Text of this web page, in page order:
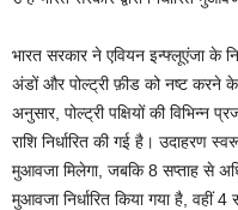
भारत सरकार ने एवियन इन्फ्लूएंजा के
अंडों और पोल्ट्री फ़ीड को नष्ट करने
अनुसार, पोल्ट्री पक्षियों की
राशि निर्धारित की गई है।
मुआवजा मिलेगा, जबकि 8 सप्ताह से
मुआवजा निर्धारित किया गया है,